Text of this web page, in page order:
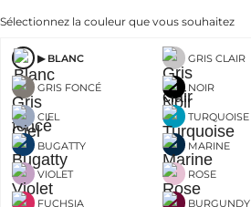
Sélectionnez la couleur que vous souhaitez
BLANC GRIS CLAIR
GRIS FONCÉ NOIR
CIEL TURQUOISE
BUGATTY MARINE
VIOLET ROSE
FUCHSIA BURGUNDY